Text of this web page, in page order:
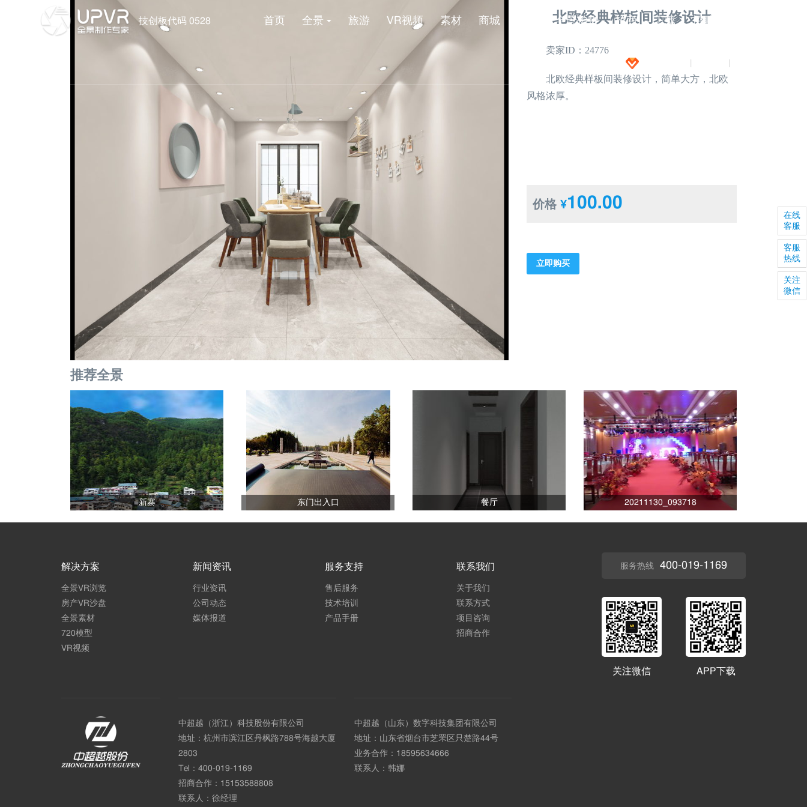
技创板代码 0528 首页 全景 旅游 VR视频 素材 商城 全景拍摄 招商 下载 招聘
北欧经典样板间装修设计
卖家ID：24776
北欧经典样板间装修设计，简单大方，北欧
风格浓厚。
价格 ¥100.00
立即购买
推荐全景
新寨 东门出入口 餐厅 20211130_093718
解决方案
全景VR浏览
房产VR沙盘
全景素材
720模型
VR视频
新闻资讯
行业资讯
公司动态
媒体报道
服务支持
售后服务
技术培训
产品手册
联系我们
关于我们
联系方式
项目咨询
招商合作
服务热线 400-019-1169
关注微信 APP下载
中超越（浙江）科技股份有限公司
地址：杭州市滨江区丹枫路788号海越大厦
2803
Tel： 400-019-1169
招商合作： 15153588808
联系人：徐经理
中超越（山东）数字科技集团有限公司
地址：山东省烟台市芝罘区只楚路44号
业务合作： 18595634666
联系人：韩娜
在线
客服
客服
热线
关注
微信